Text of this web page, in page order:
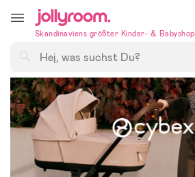
till
innehålletSkandinaviens größter Kinder- & Babyshop